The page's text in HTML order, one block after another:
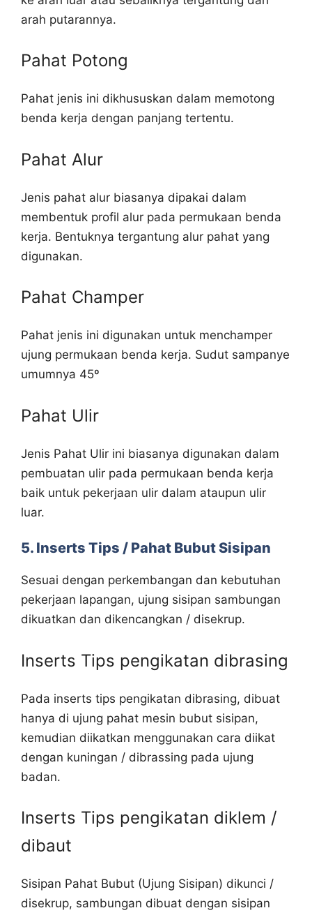
arah putarannya.
Pahat Potong
Pahat jenis ini dikhususkan dalam memotong
benda kerja dengan panjang tertentu.
Pahat Alur
Jenis pahat alur biasanya dipakai dalam
membentuk profil alur pada permukaan benda
kerja. Bentuknya tergantung alur pahat yang
digunakan.
Pahat Champer
Pahat jenis ini digunakan untuk menchamper
ujung permukaan benda kerja. Sudut sampanye
umumnya 45º
Pahat Ulir
Jenis Pahat Ulir ini biasanya digunakan dalam
pembuatan ulir pada permukaan benda kerja
baik untuk pekerjaan ulir dalam ataupun ulir
luar.
5. Inserts Tips / Pahat Bubut Sisipan
Sesuai dengan perkembangan dan kebutuhan
pekerjaan lapangan, ujung sisipan sambungan
dikuatkan dan dikencangkan / disekrup.
Inserts Tips pengikatan dibrasing
Pada inserts tips pengikatan dibrasing, dibuat
hanya di ujung pahat mesin bubut sisipan,
kemudian diikatkan menggunakan cara diikat
dengan kuningan / dibrassing pada ujung
badan.
Inserts Tips pengikatan diklem /
dibaut
Sisipan Pahat Bubut (Ujung Sisipan) dikunci /
disekrup, sambungan dibuat dengan sisipan